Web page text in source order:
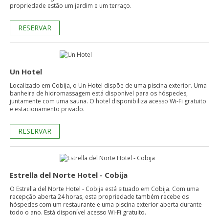
propriedade estão um jardim e um terraço.
RESERVAR
Un Hotel
Localizado em Cobija, o Un Hotel dispõe de uma piscina exterior. Uma
banheira de hidromassagem está disponível para os hóspedes,
juntamente com uma sauna. O hotel disponibiliza acesso Wi-Fi gratuito
e estacionamento privado.
RESERVAR
Estrella del Norte Hotel - Cobija
O Estrella del Norte Hotel - Cobija está situado em Cobija. Com uma
recepção aberta 24 horas, esta propriedade também recebe os
hóspedes com um restaurante e uma piscina exterior aberta durante
todo o ano. Está disponível acesso Wi-Fi gratuito.